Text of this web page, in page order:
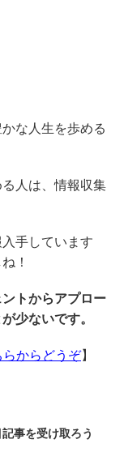
な人生を歩める
人は、情報収集
手しています
！
トからアプロー
少ないです。
らからどうぞ】
記事を受け取ろう